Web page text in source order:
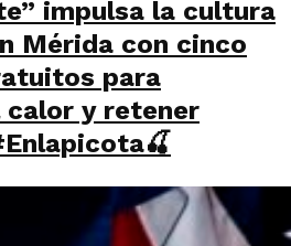
impulsa la cultura
Mérida con cinco
para
y retener